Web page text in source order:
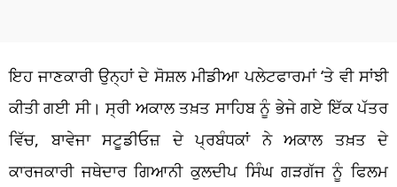
ਇਹ ਜਾਣਕਾਰੀ ਉਨ੍ਹਾਂ ਦੇ ਸੋਸ਼ਲ ਮੀਡੀਆ ਪਲੇਟਫਾਰਮਾਂ ‘ਤੇ ਵੀ ਸਾਂਝੀ
ਕੀਤੀ ਗਈ ਸੀ। ਸ੍ਰੀ ਅਕਾਲ ਤਖ਼ਤ ਸਾਹਿਬ ਨੂੰ ਭੇਜੇ ਗਏ ਇੱਕ ਪੱਤਰ
ਵਿੱਚ, ਬਾਵੇਜਾ ਸਟੂਡੀਓਜ਼ ਦੇ ਪ੍ਰਬੰਧਕਾਂ ਨੇ ਅਕਾਲ ਤਖ਼ਤ ਦੇ
ਕਾਰਜਕਾਰੀ ਜਥੇਦਾਰ ਗਿਆਨੀ ਕੁਲਦੀਪ ਸਿੰਘ ਗੜਗੱਜ ਨੂੰ ਫਿਲਮ